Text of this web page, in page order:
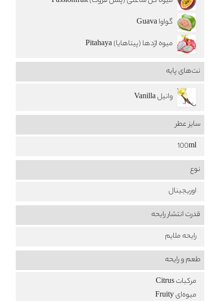
گواوا Guava
میوه اژدها (پیتاهایا) Pitahaya
نت‌های پایه
وانیل Vanilla
سایز عطر
100ml
نوع
اوریجینال
قدرت انتشار رایحه
رایحه ملایم
طعم‌ و رایحه
مرکبات Citrus
میوه‌ای Fruity